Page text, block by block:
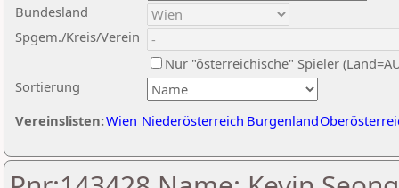
Sortierung
Bundesland
Spgem./Kreis/Verein
Nur "österreichische" Spieler
Vereinslisten:Wien Niederösterreich Burgenland